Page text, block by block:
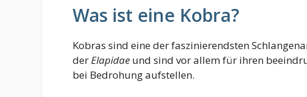
Was ist eine Kobra?
Kobras sind eine der faszinierendsten
derElapidae und sind vor allem für ihren
bei Bedrohung aufstellen.